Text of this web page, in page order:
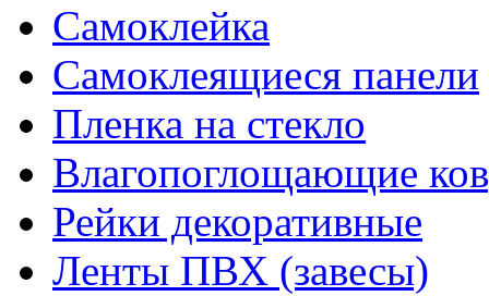
Самоклейка
Самоклеящиеся панели
Пленка на стекло
Влагопоглощающие
Рейки декоративные
Ленты ПВХ (завесы)